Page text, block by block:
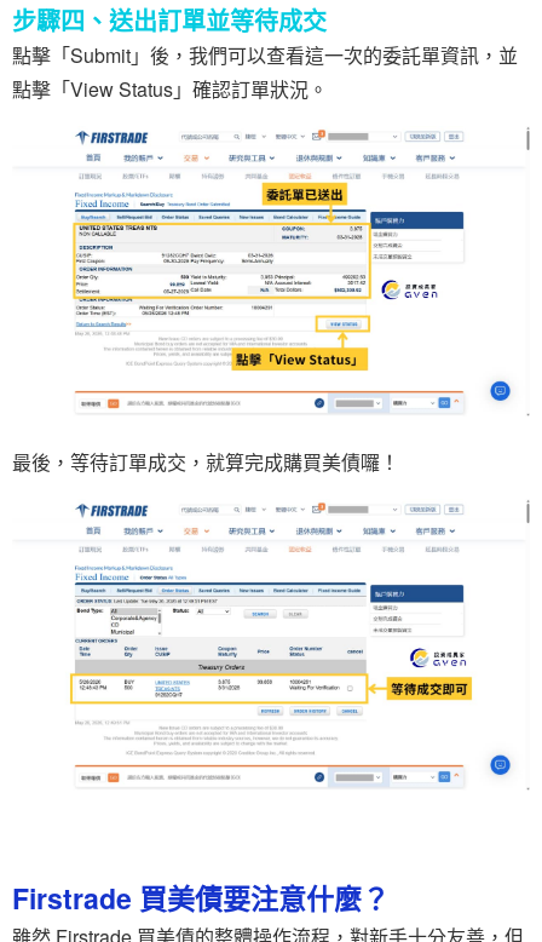
步驟四、送出訂單並等待成交
點擊「Submit」後，我們可以查看這一次的委託單資訊，並
點擊「View Status」確認訂單狀況。
最後，等待訂單成交，就算完成購買美債囉！
Firstrade 買美債要注意什麼？